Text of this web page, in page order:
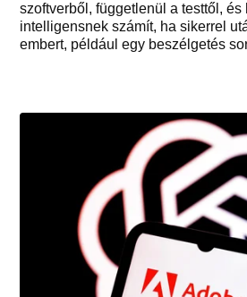
szoftverből, függetlenül a testtől, és
intelligensnek számít, ha sikerrel
embert, például egy beszélgetés